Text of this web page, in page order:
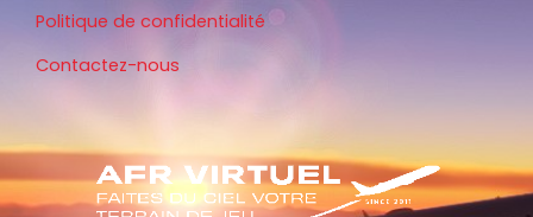
Politique de confidentialité
Contactez-nous